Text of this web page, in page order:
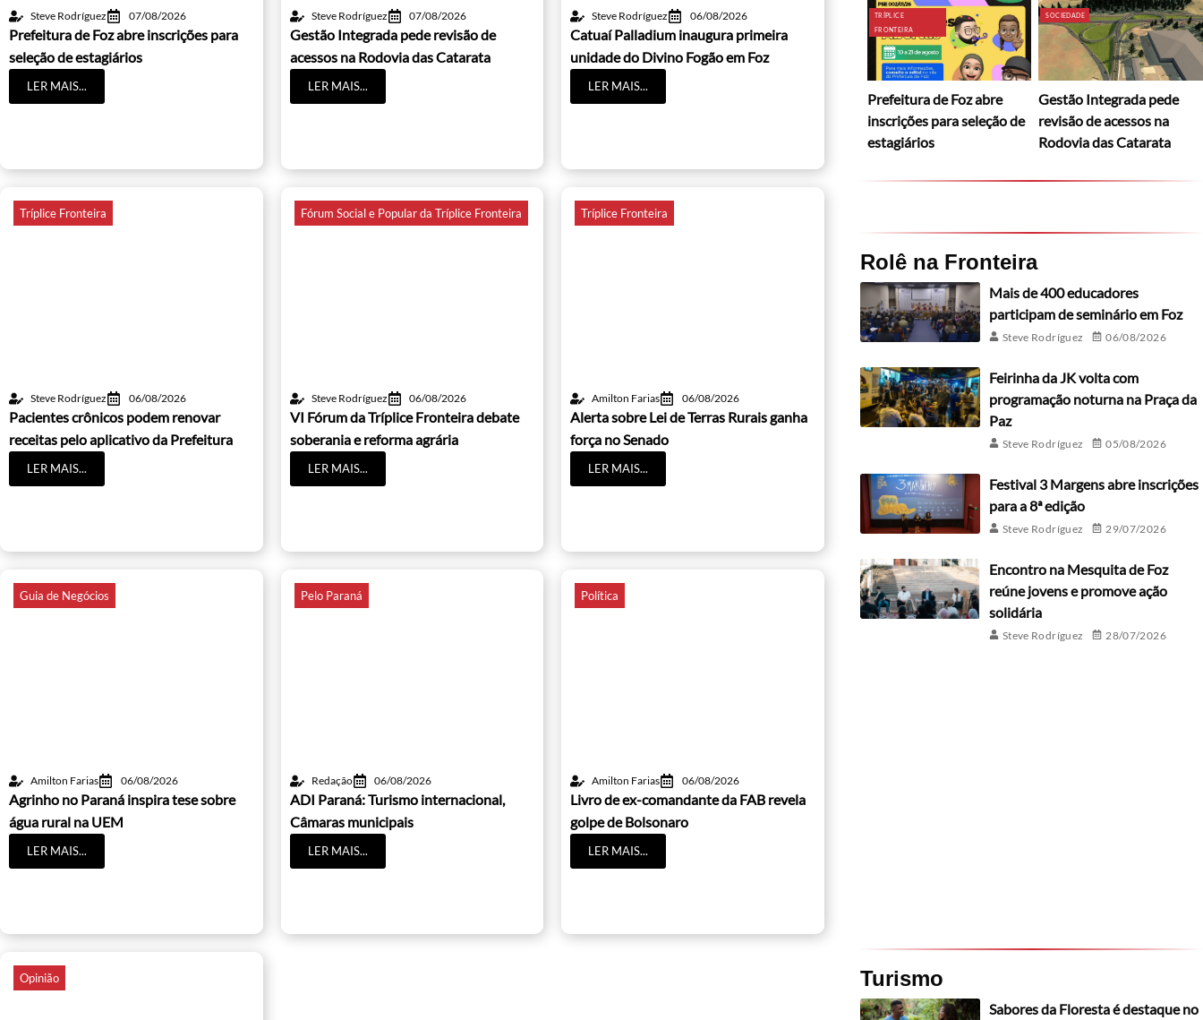
Steve Rodríguez 07/08/2026
Prefeitura de Foz abre inscrições para
seleção de estagiários
LER MAIS...
Steve Rodríguez 07/08/2026
Gestão Integrada pede revisão de
acessos na Rodovia das Catarata
LER MAIS...
Steve Rodríguez 06/08/2026
Catuaí Palladium inaugura primeira
unidade do Divino Fogão em Foz
LER MAIS...
Tríplice Fronteira
Steve Rodríguez 06/08/2026
Pacientes crônicos podem renovar
receitas pelo aplicativo da Prefeitura
LER MAIS...
Fórum Social e Popular da Tríplice Fronteira
Steve Rodríguez 06/08/2026
VI Fórum da Tríplice Fronteira debate
soberania e reforma agrária
LER MAIS...
Tríplice Fronteira
Amilton Farias 06/08/2026
Alerta sobre Lei de Terras Rurais ganha
força no Senado
LER MAIS...
Guia de Negócios
Amilton Farias 06/08/2026
Agrinho no Paraná inspira tese sobre
água rural na UEM
LER MAIS...
Pelo Paraná
Redação 06/08/2026
ADI Paraná: Turismo internacional,
Câmaras municipais
LER MAIS...
Política
Amilton Farias 06/08/2026
Livro de ex-comandante da FAB revela
golpe de Bolsonaro
LER MAIS...
Opinião
TRÍPLICE
FRONTEIRA
Prefeitura de Foz abre
inscrições para seleção de
estagiários
SOCIEDADE
Gestão Integrada pede
revisão de acessos na
Rodovia das Catarata
Rolê na Fronteira
Mais de 400 educadores
participam de seminário em Foz
Steve Rodríguez 06/08/2026
Feirinha da JK volta com
programação noturna na Praça da
Paz
Steve Rodríguez 05/08/2026
Festival 3 Margens abre inscrições
para a 8ª edição
Steve Rodríguez 29/07/2026
Encontro na Mesquita de Foz
reúne jovens e promove ação
solidária
Steve Rodríguez 28/07/2026
Turismo
Sabores da Floresta é destaque no